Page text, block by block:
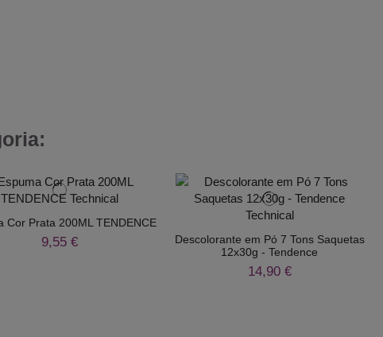
Cor Prata 200ML TENDENCE
9,55 €
Descolorante em Pó 7 Tons Saquetas
12x30g - Tendence
14,90 €